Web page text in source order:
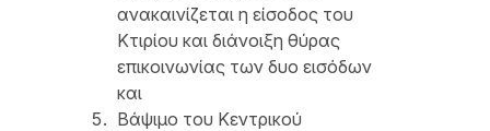
ανακαινίζεται η είσοδος του
Κτιρίου και διάνοιξη θύρας
επικοινωνίας των δυο εισόδων
και
Βάψιμο του Κεντρικού